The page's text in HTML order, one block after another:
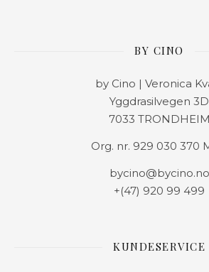
BY CINO
by Cino | Veronica
Yggdrasilvegen 3D
7033 TRONDHEIM
Org. nr. 929 030 370
bycino@bycino.no
+(47) 920 99 499
KUNDESERVICE